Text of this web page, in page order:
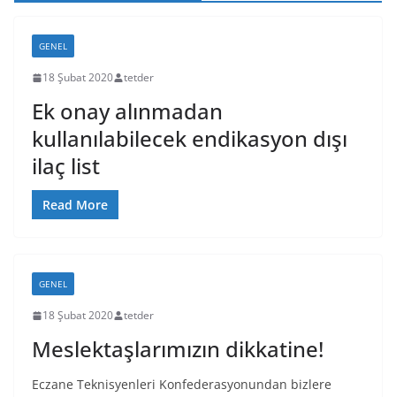
GENEL
18 Şubat 2020 tetder
Ek onay alınmadan
kullanılabilecek endikasyon dışı
ilaç list
Read More
GENEL
18 Şubat 2020 tetder
Meslektaşlarımızın dikkatine!
Eczane Teknisyenleri Konfederasyonundan bizlere